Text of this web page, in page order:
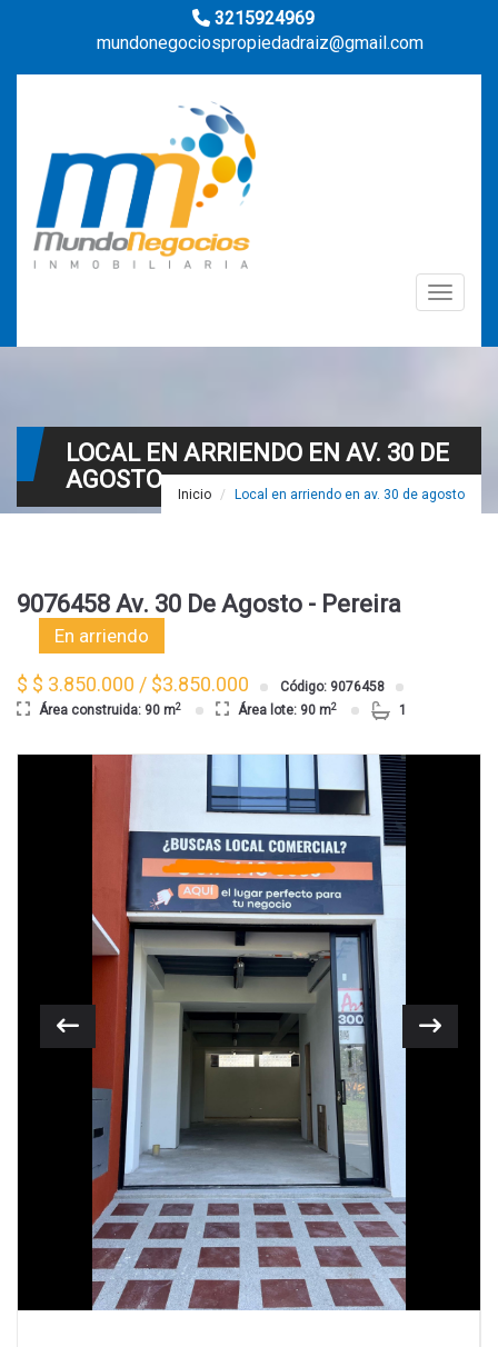
3215924969
mundonegociospropiedadraiz@gmail.com
Toggle
LOCAL EN ARRIENDO EN AV. 30 DE
AGOSTO
Inicio Local en arriendo en av. 30 de agosto
9076458 Av. 30 De Agosto - Pereira
En arriendo
$ $ 3.850.000 / $3.850.000
Código: 9076458
Área construida: 90 m2 Área lote: 90 m2 1
Previous Next